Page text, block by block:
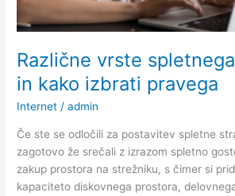
Različne vrste
in kako izbrati pravega
Internet /admin
Če ste se odločili za postavitev spletne
zagotovo že srečali z izrazom spletno
zakup prostora na strežniku, s čimer si
kapaciteto diskovnega prostora,